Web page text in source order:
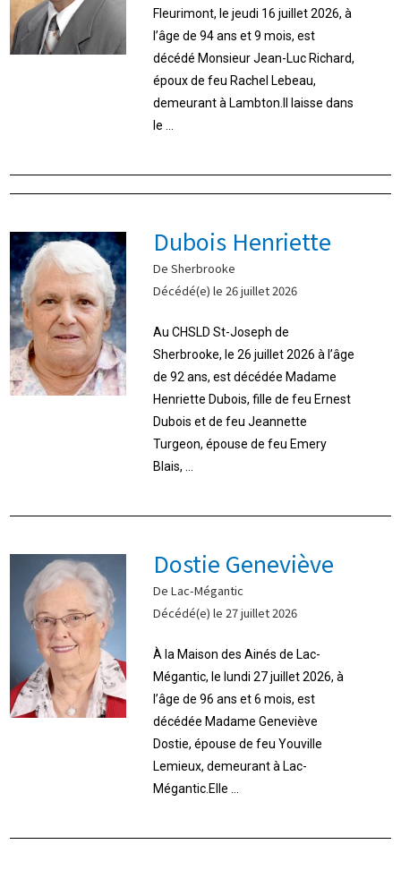
Fleurimont, le jeudi 16 juillet 2026, à
l’âge de 94 ans et 9 mois, est
décédé Monsieur Jean-Luc Richard,
époux de feu Rachel Lebeau,
demeurant à Lambton.Il laisse dans
le ...
Dubois Henriette
De Sherbrooke
Décédé(e) le 26 juillet 2026
Au CHSLD St-Joseph de
Sherbrooke, le 26 juillet 2026 à l’âge
de 92 ans, est décédée Madame
Henriette Dubois, fille de feu Ernest
Dubois et de feu Jeannette
Turgeon, épouse de feu Emery
Blais, ...
Dostie Geneviève
De Lac-Mégantic
Décédé(e) le 27 juillet 2026
À la Maison des Ainés de Lac-
Mégantic, le lundi 27 juillet 2026, à
l’âge de 96 ans et 6 mois, est
décédée Madame Geneviève
Dostie, épouse de feu Youville
Lemieux, demeurant à Lac-
Mégantic.Elle ...